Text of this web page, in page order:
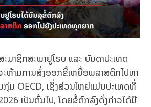
ມາຊິກສະພາຢູໂຣບ ແລະ ບັນດາປະເທດ
ຫ້າມການສົ່ງອອກຂີ້ເຫຍື້ອພລາສຕິກໄປຫາ
ມ OECD, ເຊິ່ງສ່ວນໃຫຍ່ແມ່ນປະເທດທີ່
ເປັນ​ຕົ້ນ​ໄປ, ໂດຍຂໍ້​ຕົກລົງ​ດັ່ງກ່າວ​ໄດ້​ມີ